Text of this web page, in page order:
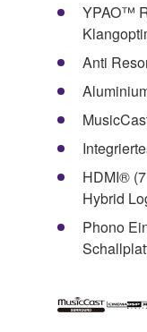
YPAO™
Anti
HDMI®
Hybrid
Phono